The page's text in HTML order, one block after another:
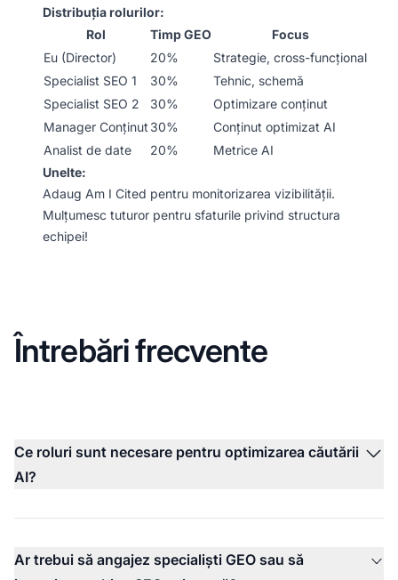
Distribuția rolurilor:
Rol
Timp GEO
Focus
Eu (Director)
20%
Strategie, cross-funcțional
Specialist SEO 1
30%
Tehnic, schemă
Specialist SEO 2
30%
Optimizare conținut
Manager Conținut 30%
Conținut optimizat AI
Analist de date
20%
Metrice AI
Unelte:
Adaug Am I Cited pentru monitorizarea vizibilității.
Mulțumesc tuturor pentru sfaturile privind structura
echipei!
Întrebări frecvente
Ce roluri sunt necesare pentru optimizarea căutării
AI?
Ar trebui să angajez specialiști GEO sau să